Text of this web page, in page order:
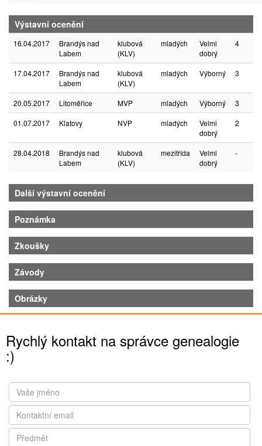
Výstavní ocenění
16.04.2017
Brandýs nad
Labem
klubová
(KLV)
mladých
Velmi
dobrý
4
17.04.2017
Brandýs nad
Labem
klubová
(KLV)
mladých Výborný 3
20.05.2017 Litoměřice MVP mladých Výborný
3
01.07.2017
Klatovy NVP mladých
Velmi
dobrý
2
28.04.2018
Brandýs nad
Labem
klubová
(KLV)
mezitřída
Velmi
dobrý
-
Další výstavní ocenění
Poznámka
Zkoušky
Závody
Obrázky
Rychlý kontakt na správce genealogie
:)